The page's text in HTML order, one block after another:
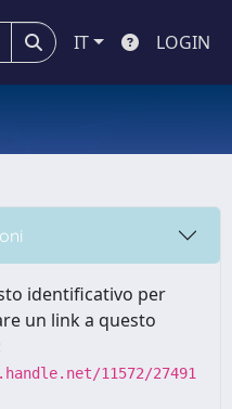
IT LOGIN
identificativo per
un link a questo
11572/27491